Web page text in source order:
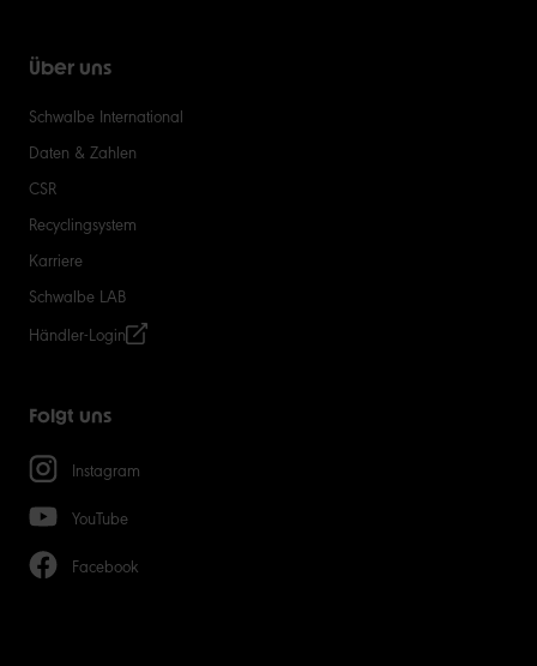
Über uns
Schwalbe International
Daten & Zahlen
CSR
Recyclingsystem
Karriere
Schwalbe LAB
Händler-Login
Folgt uns
Instagram
YouTube
Facebook